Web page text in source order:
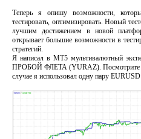
Теперь я опишу возможности,
тестировать, оптимизировать. Новый
лучшим достижением в новой
открывает большие возможности в
стратегий.
Я написал в MT5 мультивалютный
ПРОБОЙ ФЛЕТА (YURAZ). Посмотрите
случае я использовал одну пару